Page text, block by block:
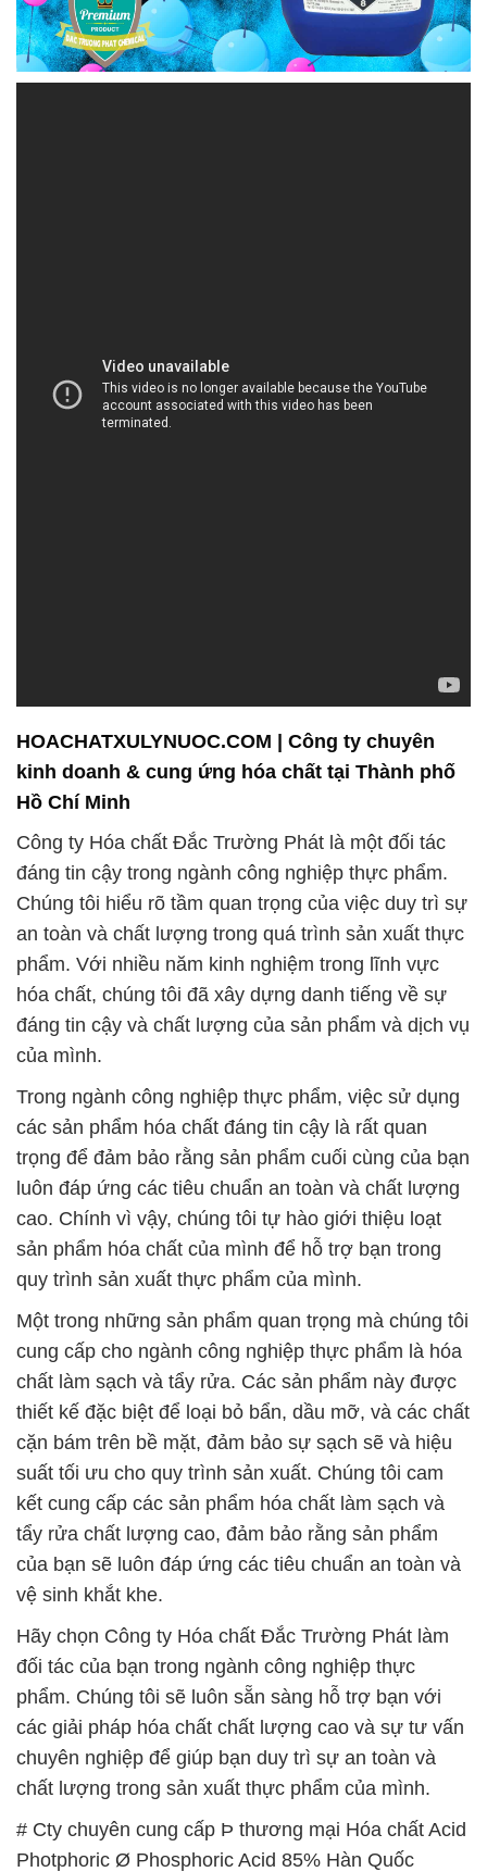
HOACHATXULYNUOC.COM | Công ty chuyên
kinh doanh & cung ứng hóa chất tại Thành phố
Hồ Chí Minh
Công ty Hóa chất Đắc Trường Phát là một đối tác
đáng tin cậy trong ngành công nghiệp thực phẩm.
Chúng tôi hiểu rõ tầm quan trọng của việc duy trì sự
an toàn và chất lượng trong quá trình sản xuất thực
phẩm. Với nhiều năm kinh nghiệm trong lĩnh vực
hóa chất, chúng tôi đã xây dựng danh tiếng về sự
đáng tin cậy và chất lượng của sản phẩm và dịch vụ
của mình.
Trong ngành công nghiệp thực phẩm, việc sử dụng
các sản phẩm hóa chất đáng tin cậy là rất quan
trọng để đảm bảo rằng sản phẩm cuối cùng của bạn
luôn đáp ứng các tiêu chuẩn an toàn và chất lượng
cao. Chính vì vậy, chúng tôi tự hào giới thiệu loạt
sản phẩm hóa chất của mình để hỗ trợ bạn trong
quy trình sản xuất thực phẩm của mình.
Một trong những sản phẩm quan trọng mà chúng tôi
cung cấp cho ngành công nghiệp thực phẩm là hóa
chất làm sạch và tẩy rửa. Các sản phẩm này được
thiết kế đặc biệt để loại bỏ bẩn, dầu mỡ, và các chất
cặn bám trên bề mặt, đảm bảo sự sạch sẽ và hiệu
suất tối ưu cho quy trình sản xuất. Chúng tôi cam
kết cung cấp các sản phẩm hóa chất làm sạch và
tẩy rửa chất lượng cao, đảm bảo rằng sản phẩm
của bạn sẽ luôn đáp ứng các tiêu chuẩn an toàn và
vệ sinh khắt khe.
Hãy chọn Công ty Hóa chất Đắc Trường Phát làm
đối tác của bạn trong ngành công nghiệp thực
phẩm. Chúng tôi sẽ luôn sẵn sàng hỗ trợ bạn với
các giải pháp hóa chất chất lượng cao và sự tư vấn
chuyên nghiệp để giúp bạn duy trì sự an toàn và
chất lượng trong sản xuất thực phẩm của mình.
# Cty chuyên cung cấp Þ thương mại Hóa chất Acid
Photphoric Ø Phosphoric Acid 85% Hàn Quốc